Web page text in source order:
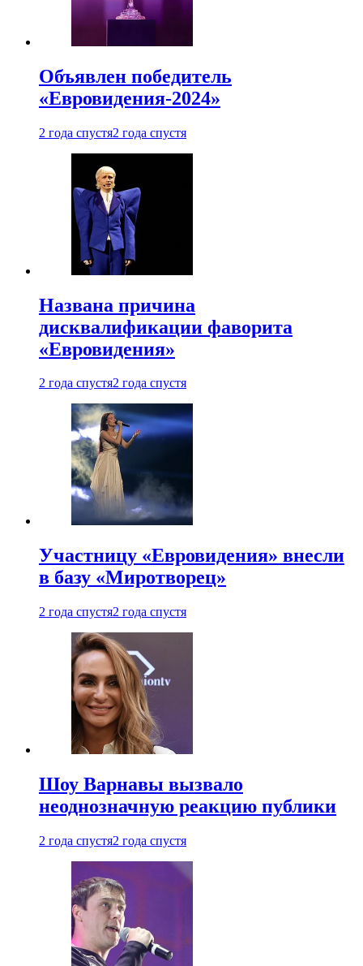
Объявлен победитель
«Евровидения-2024»
2 года спустя2 года спустя
Названа причина
дисквалификации фаворита
«Евровидения»
2 года спустя2 года спустя
Участницу «Евровидения» внесли
в базу «Миротворец»
2 года спустя2 года спустя
Шоу Варнавы вызвало
неоднозначную реакцию публики
2 года спустя2 года спустя